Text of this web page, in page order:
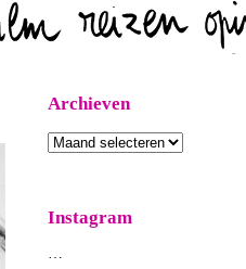
Archieven
Archieven
Instagram
…